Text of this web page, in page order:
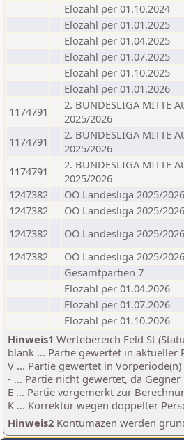
Elozahl per 01.10.2024
Elozahl per 01.01.2025
Elozahl per 01.04.2025
Elozahl per 01.07.2025
Elozahl per 01.10.2025
Elozahl per 01.01.2026
1174791
2. BUNDESLIGA MITTE
2025/2026
1174791
2. BUNDESLIGA MITTE
2025/2026
1174791
2. BUNDESLIGA MITTE
2025/2026
1247382
OÖ Landesliga 2025/2026
1247382
OÖ Landesliga 2025/2026
1247382
OÖ Landesliga 2025/2026
1247382
OÖ Landesliga 2025/2026
Gesamtpartien 7
Elozahl per 01.04.2026
Elozahl per 01.07.2026
Elozahl per 01.10.2026
Hinweis1 Wertebereich Feld St
blank ... Partie gewertet in aktueller
V ... Partie gewertet in
- ... Partie nicht gewertet, da Gegner
E ... Partie vorgemerkt zur
K ... Korrektur wegen doppelter
Hinweis2 Kontumazen werden